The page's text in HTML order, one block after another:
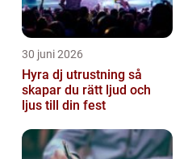
30 juni 2026
Hyra dj utrustning så
skapar du rätt ljud och
ljus till din fest